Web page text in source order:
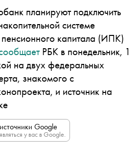
планируют подключить
системе
пенсионного капитала (ИПК)
РБК в понедельник, 1
на двух федеральных
знакомого с
и источник на
Google
у вас в Google.